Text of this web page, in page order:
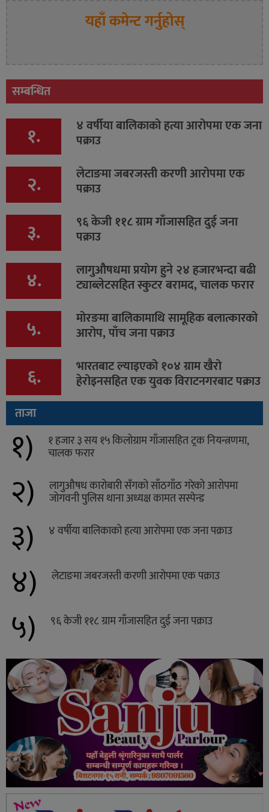
यहाँ कमेन्ट गर्नुहोस्
सम्बन्धित
१. ४ वर्षीया बालिकाको हत्या आरोपमा एक जना
पक्राउ
२. लेटाङमा जबरजस्ती करणी आरोपमा एक
पक्राउ
३. ९६ केजी ११८ ग्राम गाँजासहित दुई जना
पक्राउ
४. लागुऔषधमा प्रयोग हुने २४ हजारभन्दा बढी
ट्याब्लेटसहित स्कुटर बरामद, चालक फरार
५. मोरङमा बालिकामाथि सामूहिक बलात्कारको
आरोप, पाँच जना पक्राउ
६. भारतबाट ल्याइएको १०४ ग्राम खैरो
हेरोइनसहित एक युवक विराटनगरबाट पक्राउ
ताजा
१) १ हजार ३ सय १५ किलोग्राम गाँजासहित ट्रक नियन्त्रणमा,
चालक फरार
२) लागुऔषध कारोबारी सँगको साँठगाँठ गरेको आरोपमा
जोगवनी पुलिस थाना अध्यक्ष कामत सस्पेन्ड
३) ४ वर्षीया बालिकाको हत्या आरोपमा एक जना पक्राउ
४) लेटाङमा जबरजस्ती करणी आरोपमा एक पक्राउ
५) ९६ केजी ११८ ग्राम गाँजासहित दुई जना पक्राउ